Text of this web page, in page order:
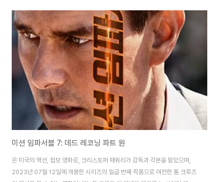
월 20일장르: 멜로/로맨스러닝타임: 127분감독: 백종열 (CF 감독 출신으로,
이 영화가 그의 영화 연출 데뷔작입니다.)주연: 한효주 (홍이수 역), 김대명 (우
진1 역), 도지한 (우진 18 역), 배성우 (우진 33 역), 박신혜 (우진 43 역), 이범
수 (우진 45 역), 박서준 (우진 60 역), 김상호 (우진 61..
미션 임파서블 7: 데드 레코닝 파트 원
은 미국의 액션, 첩보 영화로, 크리스토퍼 매쿼리가 감독과 각본을 맡았으며,
2023년 07월 12일에 개봉한 시리즈의 일곱 번째 작품으로 여전한 톰 크루즈